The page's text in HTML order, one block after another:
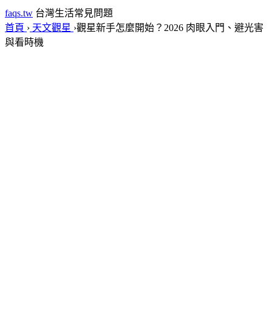
faqs.tw 台灣生活常見問題
首頁 › 天文觀星 ›觀星新手怎麼開始？2026 肉眼入門、避光害
與看時機